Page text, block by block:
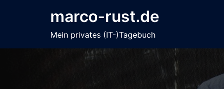
marco-rust.de
Mein privates (IT-)Tagebuch